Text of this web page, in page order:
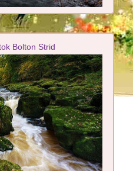
Bolton Strid